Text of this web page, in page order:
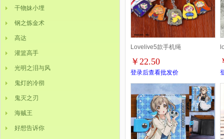
干物妹小埋
钢之炼金术
高达
灌篮高手
光明之泪与风
鬼灯的冷彻
鬼灭之刃
海贼王
好想告诉你
Lovelive5款手机绳
￥22.50
登录后查看批发价